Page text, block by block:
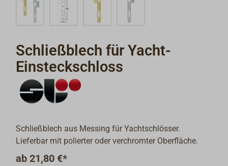
Schließblech für Yacht-
Einsteckschloss
Schließblech aus Messing für Yachtschlösser.
Lieferbar mit polierter oder verchromter Oberfläche.
ab 21,80 €*